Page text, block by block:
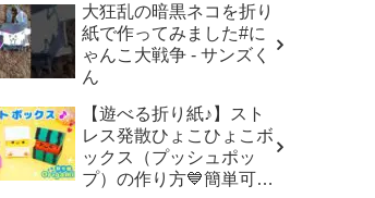
チャンネル【人気キャラ
折り紙(Popular
character origami)】
大狂乱の暗黒ネコを折り
紙で作ってみました#に
ゃんこ大戦争 - サンズく
ん
【遊べる折り紙♪】スト
レス発散ひょこひょこボ
ックス（プッシュポッ
プ）の作り方💙簡単可愛